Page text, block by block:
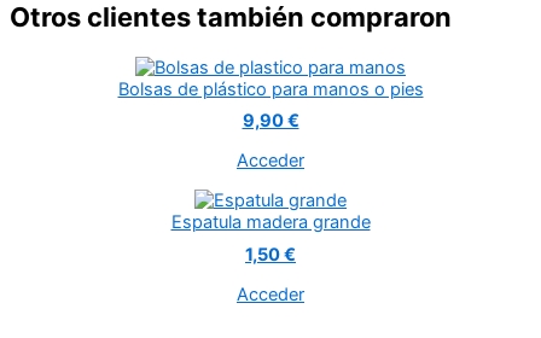
Otros clientes también compraron
Bolsas de plástico para manos o pies
9,90 €
Acceder
Espatula madera grande
1,50 €
Acceder